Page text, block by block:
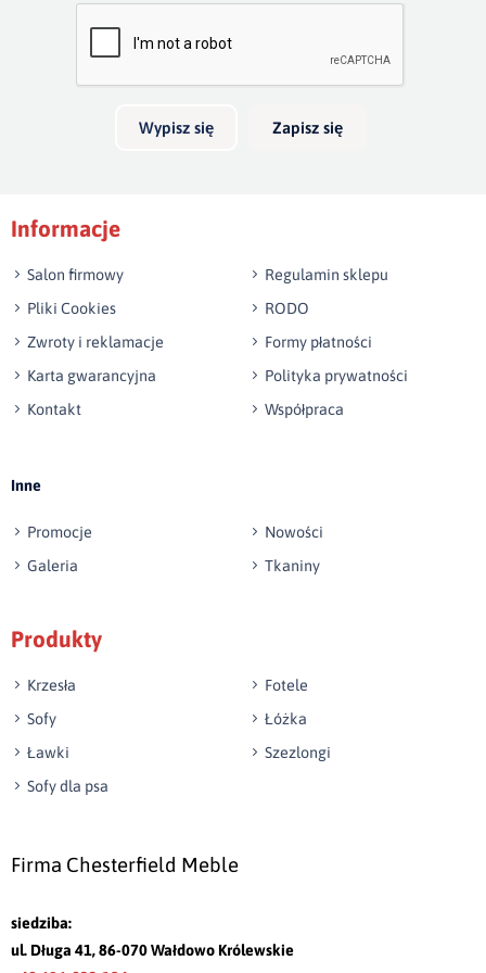
skrzynia na pościel będzie mieć 30cm głębokości. Wezgłowie
Bardzo dobry
Twoja opinia o produkcie
Wyślij opinię
Wypisz się Zapisz się
Informacje
Salon firmowy
Regulamin sklepu
Pliki Cookies
RODO
Zwroty i reklamacje
Formy płatności
Karta gwarancyjna
Polityka prywatności
Kontakt
Współpraca
Inne
Promocje
Nowości
Galeria
Tkaniny
Produkty
Krzesła
Fotele
Sofy
Łóżka
Ławki
Szezlongi
Sofy dla psa
Firma Chesterfield Meble
siedziba:
ul. Długa 41, 86-070 Wałdowo Królewskie